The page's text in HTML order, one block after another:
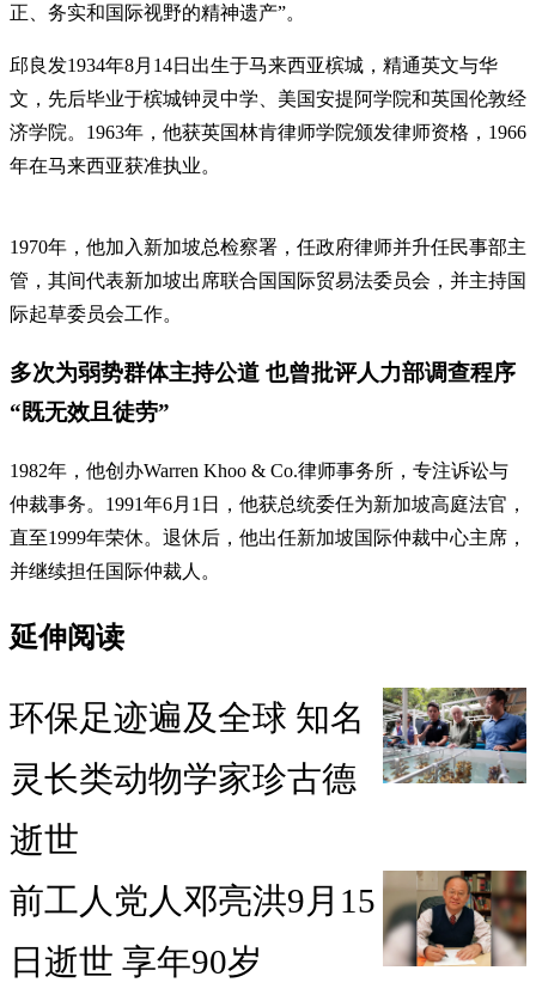
正、务实和国际视野的精神遗产”。
邱良发1934年8月14日出生于马来西亚槟城，精通英文与华
文，先后毕业于槟城钟灵中学、美国安提阿学院和英国伦敦经
济学院。1963年，他获英国林肯律师学院颁发律师资格，1966
年在马来西亚获准执业。
1970年，他加入新加坡总检察署，任政府律师并升任民事部主
管，其间代表新加坡出席联合国国际贸易法委员会，并主持国
际起草委员会工作。
多次为弱势群体主持公道 也曾批评人力部调查程序
“既无效且徒劳”
1982年，他创办Warren Khoo & Co.律师事务所，专注诉讼与
仲裁事务。1991年6月1日，他获总统委任为新加坡高庭法官，
直至1999年荣休。退休后，他出任新加坡国际仲裁中心主席，
并继续担任国际仲裁人。
延伸阅读
环保足迹遍及全球 知名
灵长类动物学家珍古德
逝世
前工人党人邓亮洪9月15
日逝世 享年90岁